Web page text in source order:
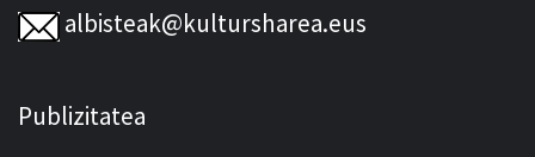
albisteak@kultursharea.eus
Publizitatea